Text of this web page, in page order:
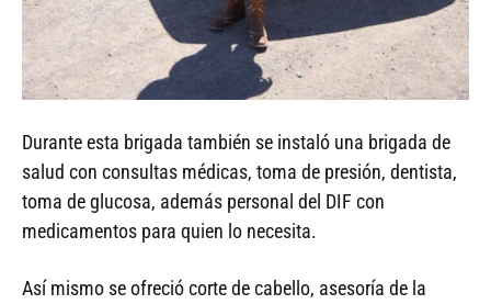
Durante esta brigada también se instaló una brigada de
salud con consultas médicas, toma de presión, dentista,
toma de glucosa, además personal del DIF con
medicamentos para quien lo necesita.
Así mismo se ofreció corte de cabello, asesoría de la